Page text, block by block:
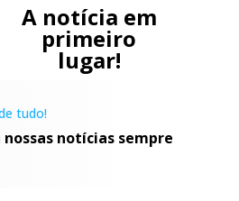
A notícia em
primeiro
lugar!
tudo!
notícias sempre